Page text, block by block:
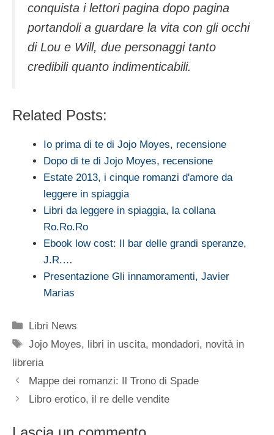
conquista i lettori pagina dopo pagina
portandoli a guardare la vita con gli occhi
di Lou e Will, due personaggi tanto
credibili quanto indimenticabili.
Related Posts:
Io prima di te di Jojo Moyes, recensione
Dopo di te di Jojo Moyes, recensione
Estate 2013, i cinque romanzi d'amore da
leggere in spiaggia
Libri da leggere in spiaggia, la collana
Ro.Ro.Ro
Ebook low cost: Il bar delle grandi speranze,
J.R.…
Presentazione Gli innamoramenti, Javier
Marias
Categorie
Libri News
Tag
Jojo Moyes, libri in uscita, mondadori, novità in
libreria
Mappe dei romanzi: Il Trono di Spade
Libro erotico, il re delle vendite